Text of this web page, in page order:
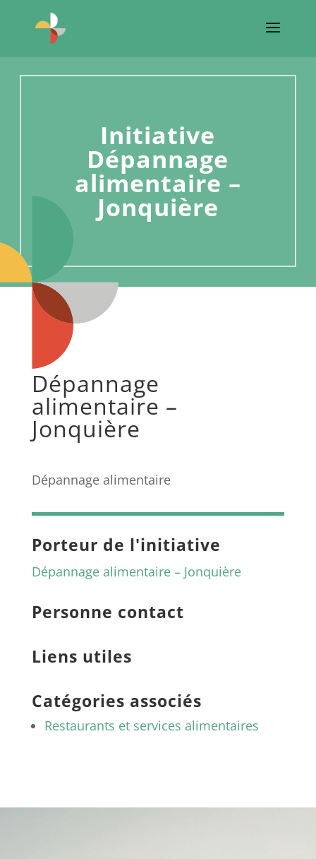
Initiative
Dépannage
alimentaire –
Jonquière
Dépannage
alimentaire –
Jonquière
Dépannage alimentaire
Porteur de l'initiative
Dépannage alimentaire – Jonquière
Personne contact
Liens utiles
Catégories associés
Restaurants et services alimentaires